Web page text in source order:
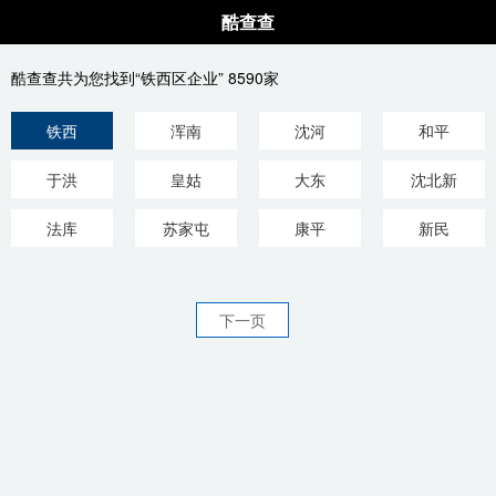
酷查查
酷查查共为您找到“铁西区企业” 8590家
铁西 浑南 沈河 和平
于洪 皇姑 大东 沈北新
法库 苏家屯 康平 新民
下一页